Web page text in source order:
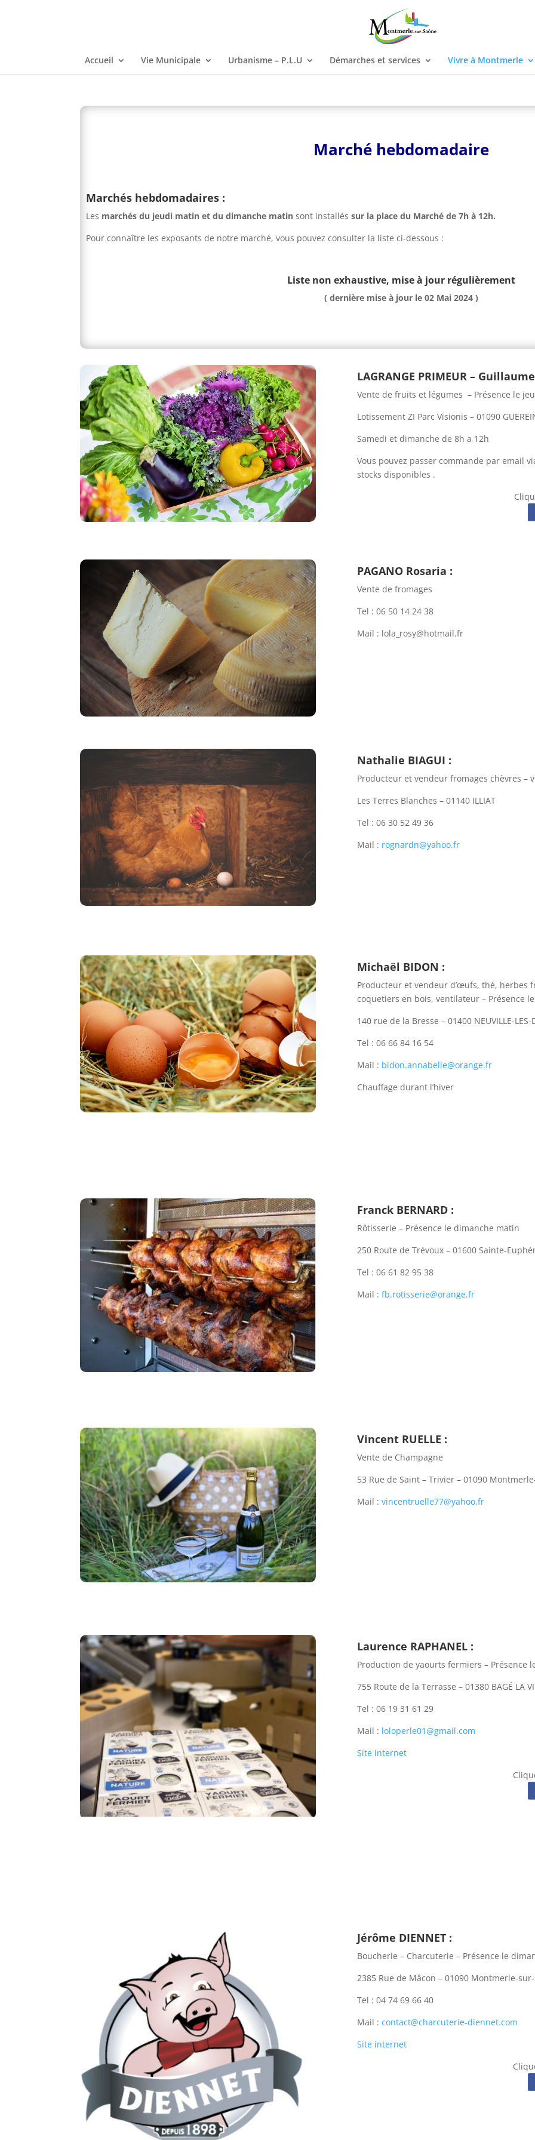
Accueil Vie Municipale Urbanisme – P.L.U Démarches et services Vivre à Montmerle
Marché hebdomadaire
Marchés hebdomadaires :
Les marchés du jeudi matin et du dimanche matin sont installéssur la place du Marché de 7h à 12h.
Pour connaître les exposants de notre marché, vous pouvez consulter la liste ci-dessous :
Liste non exhaustive, mise à jour régulièrement
( dernière mise à jour le 02 Mai 2024 )
LAGRANGE PRIMEUR – Guillaume
Vente de fruits et légumes – Présence le
Lotissement ZI Parc Visionis – 01090
Samedi et dimanche de 8h a 12h
Vous pouvez passer commande par email
stocks disponibles .
PAGANO Rosaria :
Vente de fromages
Tel : 06 50 14 24 38
Mail : lola_rosy@hotmail.fr
Nathalie BIAGUI :
Producteur et vendeur fromages chèvres –
Les Terres Blanches – 01140 ILLIAT
Tel : 06 30 52 49 36
Mail : rognardn@yahoo.fr
Michaël BIDON :
Producteur et vendeur d’œufs, thé, herbes
coquetiers en bois, ventilateur – Présence
140 rue de la Bresse – 01400 NEUVILLE-LES-
Tel : 06 66 84 16 54
Mail : bidon.annabelle@orange.fr
Chauffage durant l’hiver
Franck BERNARD :
Rôtisserie – Présence le dimanche matin
250 Route de Trévoux – 01600 Sainte-
Tel : 06 61 82 95 38
Mail :fb.rotisserie@orange.fr
Vincent RUELLE :
Vente de Champagne
53 Rue de Saint – Trivier – 01090
Mail :vincentruelle77@yahoo.fr
Laurence RAPHANEL :
Production de yaourts fermiers – Présence
755 Route de la Terrasse – 01380 BAGÉ LA
Tel : 06 19 31 61 29
Mail : loloperle01@gmail.com
Site internet
Jérôme DIENNET :
Boucherie – Charcuterie – Présence le
2385 Rue de Mâcon – 01090 Montmerle-
Tel : 04 74 69 66 40
Mail :contact@charcuterie-diennet.com
Site internet